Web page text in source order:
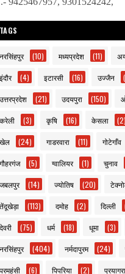
(10) मध्यप्रदेश (11)
(4) इटारसी (16) उज्जैन
(21) उदयपुरा (150)
(3) कृषि (16) केसला (2)
(24) गाडरवारा (11) गोटेगाँव
(5) ग्वालियर (1) चुनाव
(14) ज्योतिष (20)
(113) दमोह (2) दिल्ली
(75) धर्म (18) धूमा (3)
(404) नर्मदापुरम (24)
(6) पिपरिया (2)